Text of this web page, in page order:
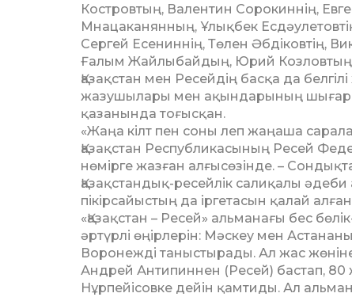
Костровтың, Валентин Сорокиннің,
Мнацаканянның, Ұлықбек
Сергей Есениннің, Төлен Әбдіковтің,
Ғалым Жайлыбай­дың, Юрий Козловтың
Қазақстан мен Ресейдің басқа да
жазушылары мен ақындарының
қазанында тоғысқан.
«Жаңа кілт пен соны леп жаңаша
Қазақстан Республикасының Ресей
нөмірге жазған алғысөзінде. –
Қазақстандық-ресейлік салиқалы
пікірсайыстың да іргетасын қалай
«Қазақстан – Ресей» альманағы бес
әртүрлі өңірлерін: Мәскеу мен
Воронежді таныстырады. Ал жас
Андрей Антипиннен (Ресей) бастап,
Нұрпейісовке дейін қамтиды. Ал